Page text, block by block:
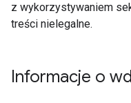
z wykorzystywaniem
treści nielegalne.
Informacje o